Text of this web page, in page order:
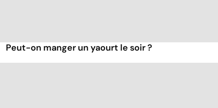
Peut-on manger un yaourt le soir ?